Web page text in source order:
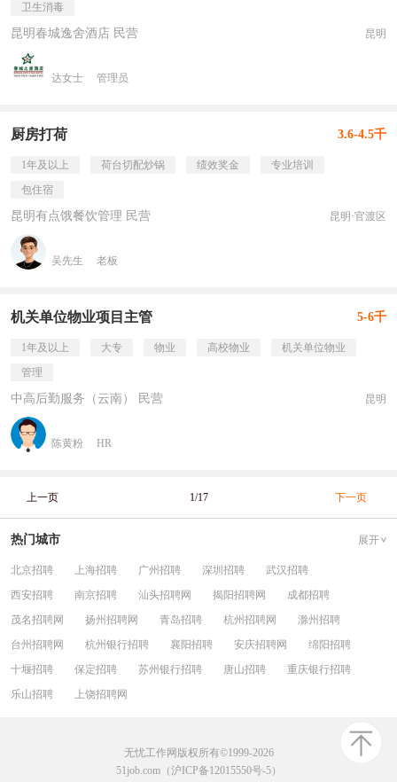
卫生消毒
昆明春城逸舍酒店 民营 昆明
达女士 管理员
厨房打荷 3.6-4.5千
1年及以上 荷台切配炒锅 绩效奖金
专业培训
包住宿
昆明有点饿餐饮管理 民营 昆明·官渡区
吴先生 老板
机关单位物业项目主管 5-6千
1年及以上 大专 物业 高校物业
机关单位物业
管理
中高后勤服务（云南） 民营 昆明
陈黄粉 HR
上一页 1/17 下一页
热门城市 展开
北京招聘 上海招聘 广州招聘 深圳招聘
武汉招聘
西安招聘
南京招聘 汕头招聘网 揭阳招聘网
成都招聘
茂名招聘网
扬州招聘网 青岛招聘 杭州招聘网
滁州招聘
台州招聘网
杭州银行招聘 襄阳招聘 安庆招聘网
绵阳招聘
十堰招聘
保定招聘 苏州银行招聘 唐山招聘
重庆银行招聘
乐山招聘
上饶招聘网
无忧工作网版权所有©1999-2026
51job.com（沪ICP备12015550号-5）